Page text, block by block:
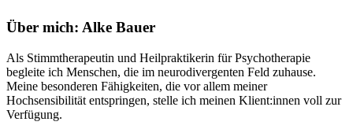
Über mich: Alke Bauer
Als Stimmtherapeutin und Heilpraktikerin für Psychotherapie
begleite ich Menschen, die im neurodivergenten Feld zuhause.
Meine besonderen Fähigkeiten, die vor allem meiner
Hochsensibilität entspringen, stelle ich meinen Klient:innen voll zur
Verfügung.